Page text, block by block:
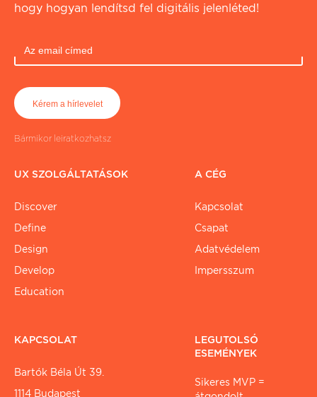
hogy hogyan lendítsd fel digitális jelenléted!
Bármikor leiratkozhatsz
UX SZOLGÁLTATÁSOK
Discover
Define
Design
Develop
Education
A CÉG
Kapcsolat
Csapat
Adatvédelem
Impersszum
KAPCSOLAT
Bartók Béla Út 39.
1114 Budapest
LEGUTOLSÓ
ESEMÉNYEK
Sikeres MVP =